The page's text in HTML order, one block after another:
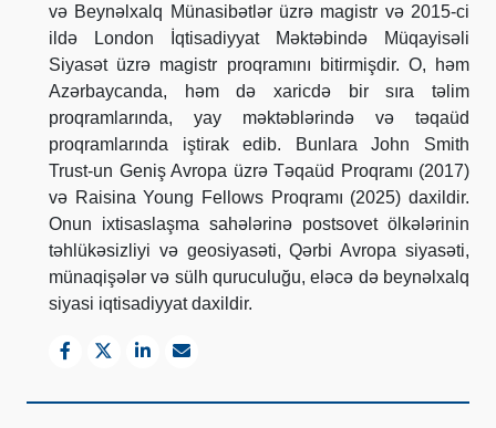
və Beynəlxalq Münasibətlər üzrə magistr və 2015-ci
ildə London İqtisadiyyat Məktəbində Müqayisəli
Siyasət üzrə magistr proqramını bitirmişdir. O, həm
Azərbaycanda, həm də xaricdə bir sıra təlim
proqramlarında, yay məktəblərində və təqaüd
proqramlarında iştirak edib. Bunlara John Smith
Trust-un Geniş Avropa üzrə Təqaüd Proqramı (2017)
və Raisina Young Fellows Proqramı (2025) daxildir.
Onun ixtisaslaşma sahələrinə postsovet ölkələrinin
təhlükəsizliyi və geosiyasəti, Qərbi Avropa siyasəti,
münaqişələr və sülh quruculuğu, eləcə də beynəlxalq
siyasi iqtisadiyyat daxildir.